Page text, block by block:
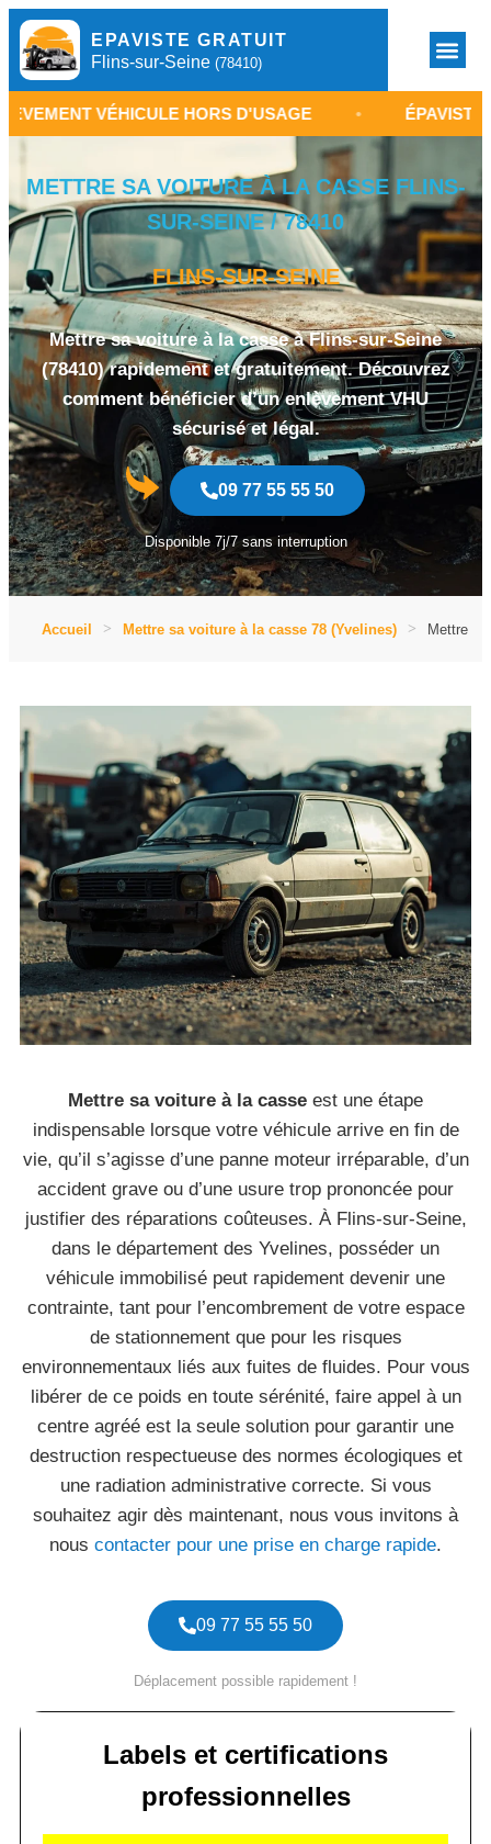
EPAVISTE GRATUIT
Flins-sur-Seine (78410)
HORS D'USAGE • ÉPAVISTE FLINS-SUR-
METTRE SA VOITURE À LA CASSE FLINS-
SUR-SEINE / 78410
FLINS-SUR-SEINE
Mettre sa voiture à la casse à Flins-sur-Seine
(78410) rapidement et gratuitement. Découvrez
comment bénéficier d’un enlèvement VHU
sécurisé et légal.
09 77 55 55 50
Disponible 7j/7 sans interruption
Accueil Mettre sa voiture à la casse 78 (Yvelines) Mettre
Mettre sa voiture à la casse est une étape
indispensable lorsque votre véhicule arrive en fin de
vie, qu’il s’agisse d’une panne moteur irréparable, d’un
accident grave ou d’une usure trop prononcée pour
justifier des réparations coûteuses. À Flins-sur-Seine,
dans le département des Yvelines, posséder un
véhicule immobilisé peut rapidement devenir une
contrainte, tant pour l’encombrement de votre espace
de stationnement que pour les risques
environnementaux liés aux fuites de fluides. Pour vous
libérer de ce poids en toute sérénité, faire appel à un
centre agréé est la seule solution pour garantir une
destruction respectueuse des normes écologiques et
une radiation administrative correcte. Si vous
souhaitez agir dès maintenant, nous vous invitons à
nous contacter pour une prise en charge rapide.
09 77 55 55 50
Déplacement possible rapidement !
Labels et certifications
professionnelles